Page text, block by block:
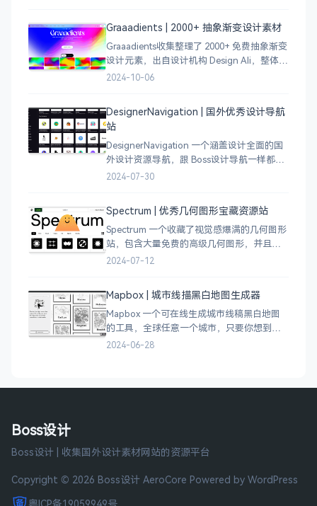
Graaadients | 2000+ 抽象渐变设计素材
Graaadients收集整理了 2000+ 免费抽象渐变
设计元素，出自设计机构 Design Ali，整体渐
变色比较鲜艳，更像是 AI 生成的元素，需要
2024-10-06
DesignerNavigation | 国外优秀设计导航
站
DesignerNavigation 一个涵盖设计全面的国
外设计资源导航，跟 Boss设计导航一样都是
分门别类的划分设计灵感、资讯、UI 资源、
2024-07-30
Spectrum | 优秀几何图形宝藏资源站
Spectrum 一个收藏了视觉感爆满的几何图形
站，包含大量免费的高级几何图形，并且每
周都会更新 100 个几何图案，不断的完善能
2024-07-12
Mapbox | 城市线描黑白地图生成器
Mapbox 一个可在线生成城市线稿黑白地图
的工具，全球任意一个城市，只要你想到的
城市，直接搜索城市名称，自动生成该城市
2024-06-28
Boss设计
Boss设计 | 收集国外设计素材网站的资源平台
Copyright © 2026 Boss设计 AeroCore Powered by WordPress
粤ICP备19059949号